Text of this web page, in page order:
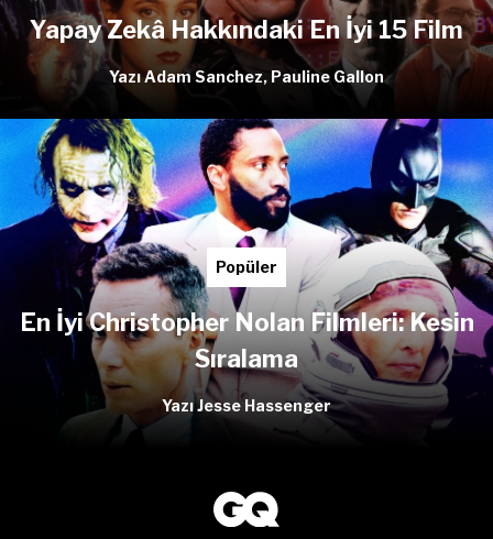
Yapay Zekâ Hakkındaki En İyi 15 Film
Yazı Adam Sanchez, Pauline Gallon
Popüler
En İyi Christopher Nolan Filmleri: Kesin
Sıralama
Yazı Jesse Hassenger